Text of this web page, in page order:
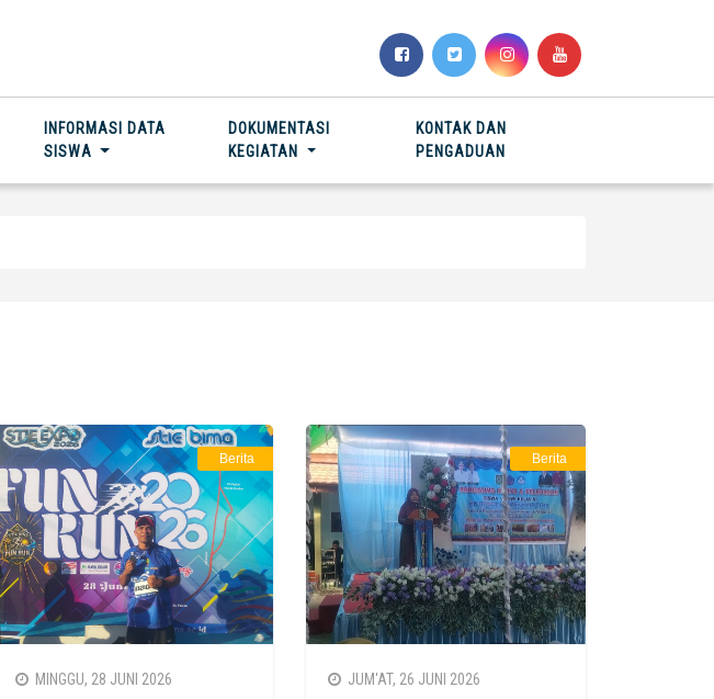
INFORMASI DATA
SISWA
DOKUMENTASI
KEGIATAN
KONTAK DAN
PENGADUAN
Berita
MINGGU, 28 JUNI 2026
Berita
JUM'AT, 26 JUNI 2026